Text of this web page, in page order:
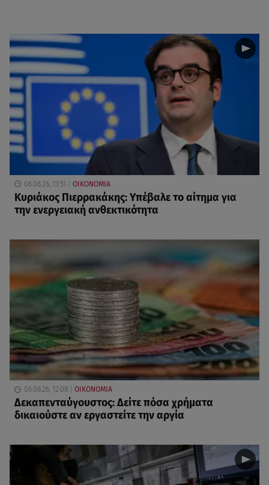
06.08.26, 13:51 ΟΙΚΟΝΟΜΙΑ
Κυριάκος Πιερρακάκης: Υπέβαλε το αίτημα για
την ενεργειακή ανθεκτικότητα
06.08.26, 12:08 ΟΙΚΟΝΟΜΙΑ
Δεκαπενταύγουστος: Δείτε πόσα χρήματα
δικαιούστε αν εργαστείτε την αργία